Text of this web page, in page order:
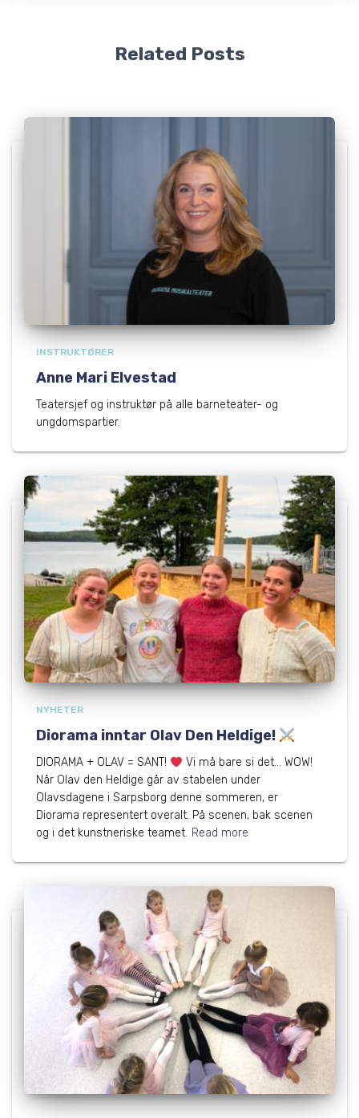
Related Posts
INSTRUKTØRER
Anne Mari Elvestad
Teatersjef og instruktør på alle barneteater- og
ungdomspartier.
NYHETER
Diorama inntar Olav Den Heldige!
DIORAMA + OLAV = SANT!
Vi må bare si det… WOW!
Når Olav den Heldige går av stabelen under
Olavsdagene i Sarpsborg denne sommeren, er
Diorama representert overalt. På scenen, bak scenen
og i det kunstneriske teamet. Read more